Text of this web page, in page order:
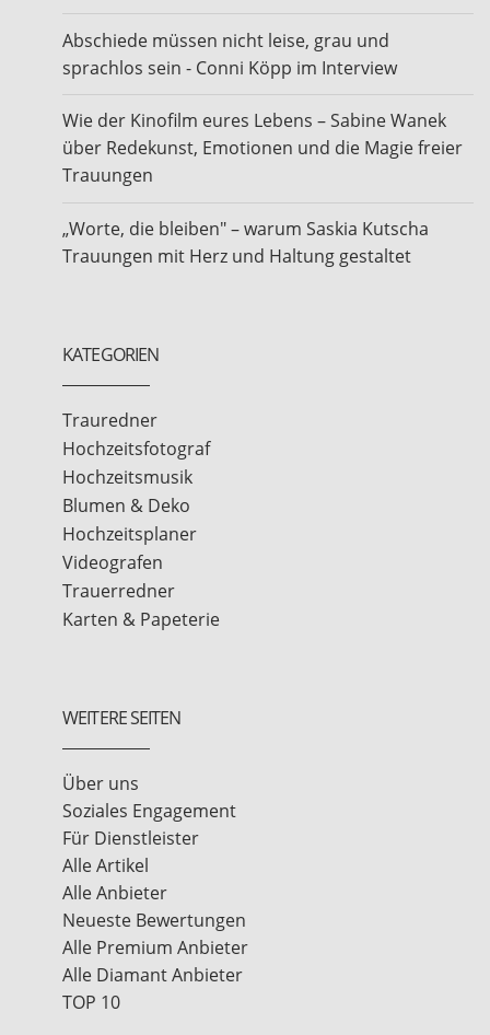
Abschiede müssen nicht leise, grau und
sprachlos sein - Conni Köpp im Interview
Wie der Kinofilm eures Lebens – Sabine Wanek
über Redekunst, Emotionen und die Magie freier
Trauungen
„Worte, die bleiben" – warum Saskia Kutscha
Trauungen mit Herz und Haltung gestaltet
KATEGORIEN
Trauredner
Hochzeitsfotograf
Hochzeitsmusik
Blumen & Deko
Hochzeitsplaner
Videografen
Trauerredner
Karten & Papeterie
WEITERE SEITEN
Über uns
Soziales Engagement
Für Dienstleister
Alle Artikel
Alle Anbieter
Neueste Bewertungen
Alle Premium Anbieter
Alle Diamant Anbieter
TOP 10